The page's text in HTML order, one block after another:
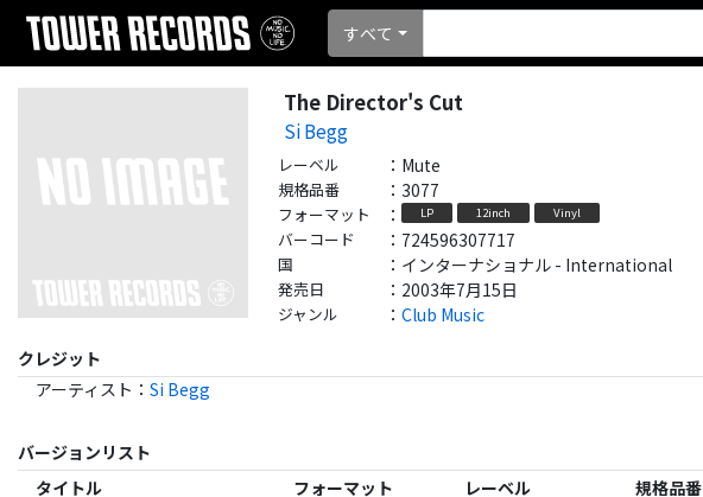
すべて
The Director's Cut
Si Begg
レーベル ： Mute
規格品番 ： 3077
フォーマット ： LP 12inch Vinyl
バーコード ： 724596307717
国 ： インターナショナル - International
発売日 ： 2003年7月15日
ジャンル ： Club Music
クレジット
アーティスト ： Si Begg
バージョンリスト
タイトル
フォーマット レーベル 規格品番